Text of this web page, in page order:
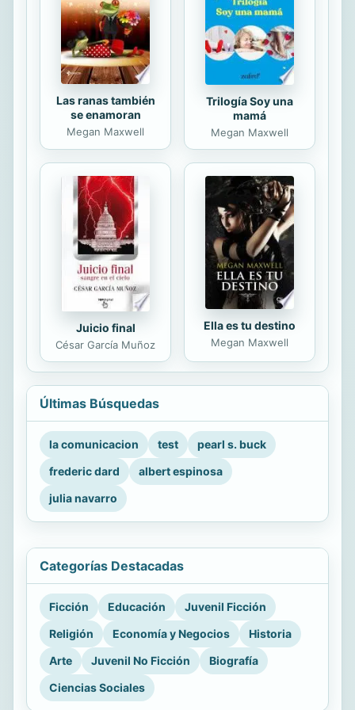
violenta Sudáfrica del apartheid. Dos
décadas después, es la nueva
estrella de la...
Las ranas también
se enamoran
Megan Maxwell
Trilogía Soy una
mamá
Megan Maxwell
Juicio final
César García Muñoz
Ella es tu destino
Megan Maxwell
Últimas Búsquedas
la comunicacion test
pearl s. buck
frederic dard
albert espinosa
julia navarro
Categorías Destacadas
Ficción Educación
Juvenil Ficción
Religión
Economía y Negocios
Historia
Arte
Juvenil No Ficción
Biografía
Ciencias Sociales